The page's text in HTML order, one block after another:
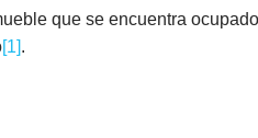
que se encuentra
[1].